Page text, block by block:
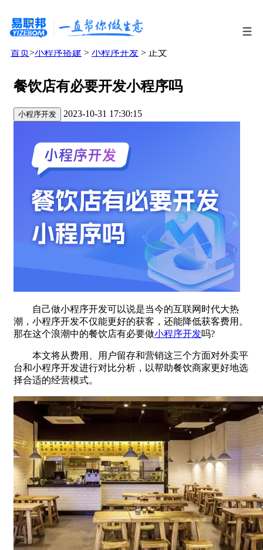
首页>小程序搭建 > 小程序开发 > 正文
餐饮店有必要开发小程序吗
小程序开发 2023-10-31 17:30:15
自己做小程序开发可以说是当今的互联网时代大热
潮，小程序开发不仅能更好的获客，还能降低获客费用。
那在这个浪潮中的餐饮店有必要做小程序开发吗?
本文将从费用、用户留存和营销这三个方面对外卖平
台和小程序开发进行对比分析，以帮助餐饮商家更好地选
择合适的经营模式。